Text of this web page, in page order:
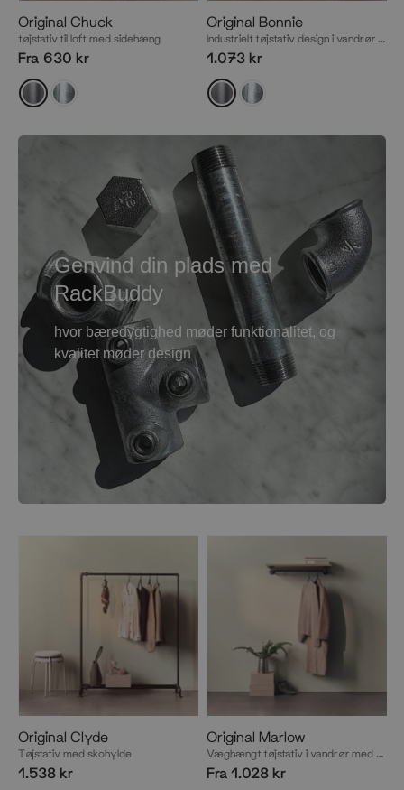
Original Chuck
tøjstativ til loft med sidehæng
Fra 630 kr
Original Bonnie
Industrielt tøjstativ design i vandrør med krog
1.073 kr
Genvind din plads med
RackBuddy
hvor bæredygtighed møder funktionalitet, og
kvalitet møder design
Original Clyde
Tøjstativ med skohylde
1.538 kr
Original Marlow
Væghængt tøjstativ i vandrør med hylde
Fra 1.028 kr